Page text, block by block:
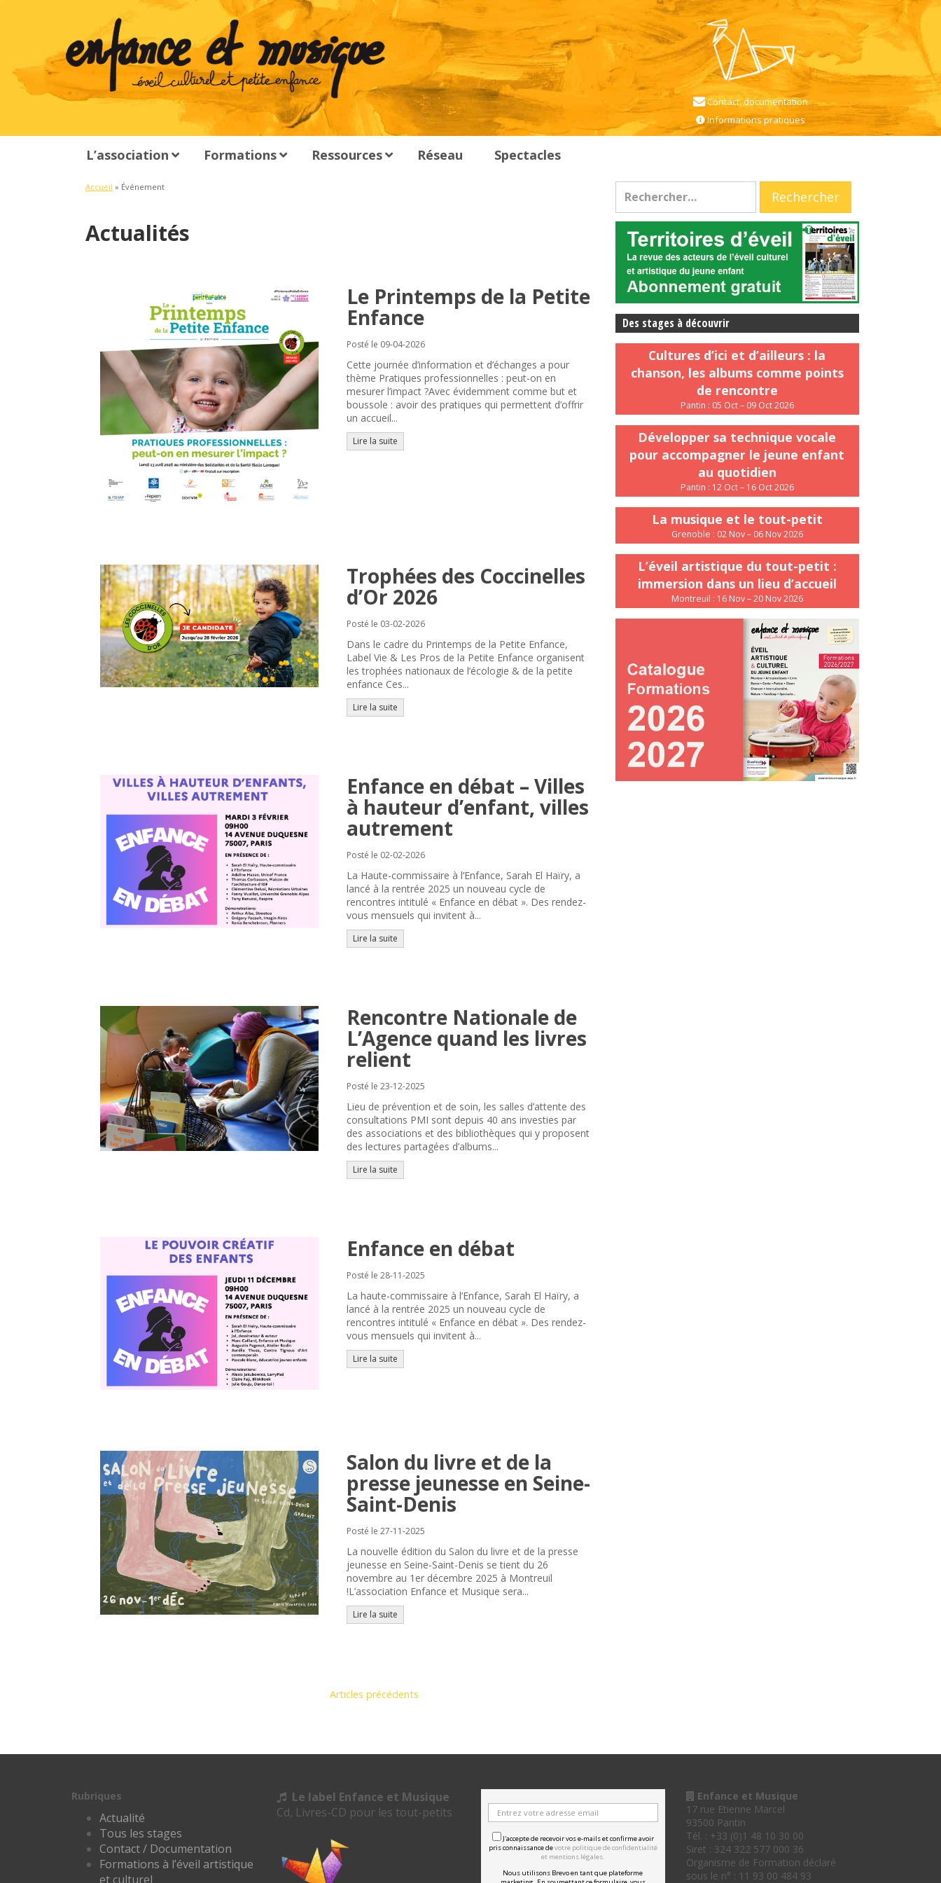
Contact, documentation
Informations pratiques
L’association Formations Ressources Réseau Spectacles
Accueil » Événement
Actualités
Le Printemps de la Petite
Enfance
Posté le 09-04-2026
Cette journée d’information et d’échanges a pour
thème Pratiques professionnelles : peut-on en
mesurer l’impact ?Avec évidemment comme but et
boussole : avoir des pratiques qui permettent d’offrir
un accueil...
Lire la suite
Trophées des Coccinelles
d’Or 2026
Posté le 03-02-2026
Dans le cadre du Printemps de la Petite Enfance,
Label Vie & Les Pros de la Petite Enfance organisent
les trophées nationaux de l’écologie & de la petite
enfance Ces...
Lire la suite
Enfance en débat – Villes
à hauteur d’enfant, villes
autrement
Posté le 02-02-2026
La Haute-commissaire à l’Enfance, Sarah El Haïry, a
lancé à la rentrée 2025 un nouveau cycle de
rencontres intitulé « Enfance en débat ». Des rendez-
vous mensuels qui invitent à...
Lire la suite
Rencontre Nationale de
L’Agence quand les livres
relient
Posté le 23-12-2025
Lieu de prévention et de soin, les salles d’attente des
consultations PMI sont depuis 40 ans investies par
des associations et des bibliothèques qui y proposent
des lectures partagées d’albums...
Lire la suite
Enfance en débat
Posté le 28-11-2025
La haute-commissaire à l’Enfance, Sarah El Haïry, a
lancé à la rentrée 2025 un nouveau cycle de
rencontres intitulé « Enfance en débat ». Des rendez-
vous mensuels qui invitent à...
Lire la suite
Salon du livre et de la
presse jeunesse en Seine-
Saint-Denis
Posté le 27-11-2025
La nouvelle édition du Salon du livre et de la presse
jeunesse en Seine-Saint-Denis se tient du 26
novembre au 1er décembre 2025 à Montreuil
!L’association Enfance et Musique sera...
Lire la suite
Articles précédents
Des stages à découvrir
Cultures d’ici et d’ailleurs : la
chanson, les albums comme points
de rencontre
Pantin : 05 Oct – 09 Oct 2026
Développer sa technique vocale
pour accompagner le jeune enfant
au quotidien
Pantin : 12 Oct – 16 Oct 2026
La musique et le tout-petit
Grenoble : 02 Nov – 06 Nov 2026
L’éveil artistique du tout-petit :
immersion dans un lieu d’accueil
Montreuil : 16 Nov – 20 Nov 2026
Rubriques
Actualité
Tous les stages
Contact / Documentation
Formations à l’éveil artistique
et culturel
Le label Enfance et Musique
Cd, Livres-CD pour les tout-petits
J'accepte de recevoir vos e-mails et confirme avoir
pris connaissance devotre politique de confidentialité
et mentions légales.
Nous utilisons Brevo en tant que plateforme
Enfance et Musique
17 rue Etienne Marcel
93500 Pantin
Tél. : +33 (0)1 48 10 30 00
Siret : 324 322 577 000 36
Organisme de Formation déclaré
sous le n° : 11 93 00 484 93